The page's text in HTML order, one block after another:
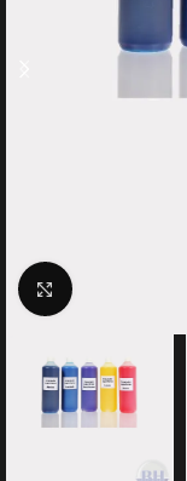
Clic para ampliar